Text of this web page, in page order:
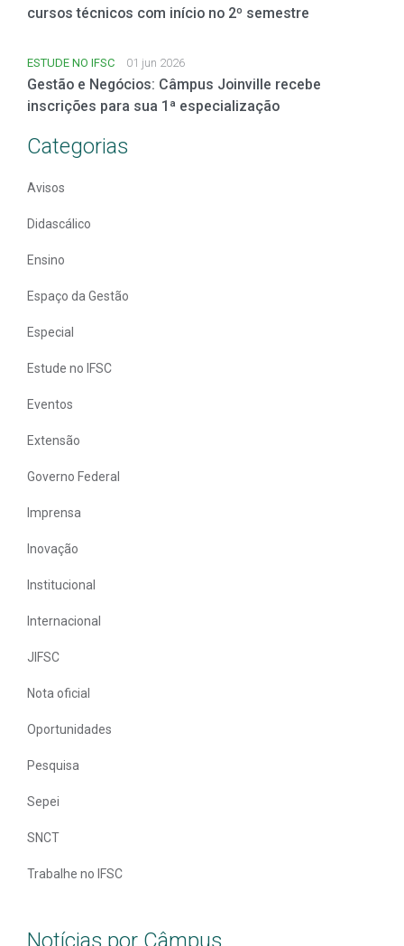
cursos técnicos com início no 2º semestre
ESTUDE NO IFSC 01 jun 2026
Gestão e Negócios: Câmpus Joinville recebe
inscrições para sua 1ª especialização
Categorias
Avisos
Didascálico
Ensino
Espaço da Gestão
Especial
Estude no IFSC
Eventos
Extensão
Governo Federal
Imprensa
Inovação
Institucional
Internacional
JIFSC
Nota oficial
Oportunidades
Pesquisa
Sepei
SNCT
Trabalhe no IFSC
Notícias por Câmpus